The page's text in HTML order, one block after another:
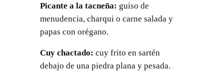
Picante a la tacneña: guiso de
menudencia, charqui o carne salada y
papas con orégano.
Cuy chactado: cuy frito en sartén
debajo de una piedra plana y pesada.